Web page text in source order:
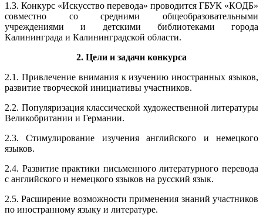
1.3. Конкурс «Искусство перевода» проводится ГБУК «КОДБ»
совместно со средними общеобразовательными
учреждениями и детскими библиотеками города
Калининграда и Калининградской области.
2. Цели и задачи конкурса
2.1. Привлечение внимания к изучению иностранных языков,
развитие творческой инициативы участников.
2.2. Популяризация классической художественной литературы
Великобритании и Германии.
2.3. Стимулирование изучения английского и немецкого
языков.
2.4. Развитие практики письменного литературного перевода
с английского и немецкого языков на русский язык.
2.5. Расширение возможности применения знаний участников
по иностранному языку и литературе.